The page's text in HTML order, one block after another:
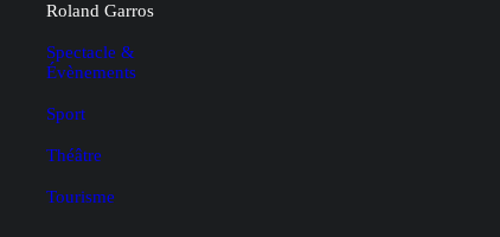
Roland Garros
Spectacle &
Évènements
Sport
Théâtre
Tourisme